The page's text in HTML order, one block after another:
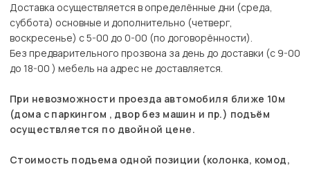
Доставка осуществляется в определённые дни (среда,
суббота) основные и дополнительно (четверг,
воскресенье) с 5-00 до 0-00 (по договорённости).
Без предварительного прозвона за день до доставки (с 9-00
до 18-00 ) мебель на адрес не доставляется.
При невозможности проезда автомобиля ближе 10м
(дома с паркингом , двор без машин и пр.) подъём
осуществляется по двойной цене.
Стоимость подъема одной позиции (колонка, комод,